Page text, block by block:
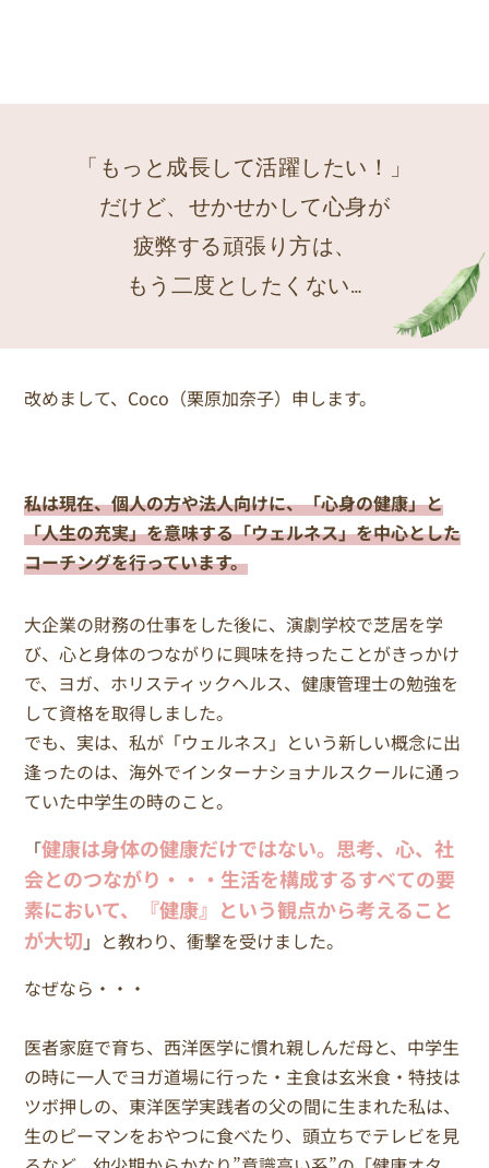
「もっと成長して活躍したい！」
だけど、せかせかして心身が
疲弊する頑張り方は、
もう二度としたくない…
改めまして、Coco（栗原加奈子）申します。
私は現在、個人の方や法人向けに、「心身の健康」と
「人生の充実」を意味する「ウェルネス」を中心とした
コーチングを行っています。
大企業の財務の仕事をした後に、演劇学校で芝居を学
び、心と身体のつながりに興味を持ったことがきっかけ
で、ヨガ、ホリスティックヘルス、健康管理士の勉強を
して資格を取得しました。
でも、実は、私が「ウェルネス」という新しい概念に出
逢ったのは、海外でインターナショナルスクールに通っ
ていた中学生の時のこと。
「健康は身体の健康だけではない。思考、心、社
会とのつながり・・・生活を構成するすベての要
素において、『健康』という観点から考えること
が大切 」と教わり、衝撃を受けました。
なぜなら・・・
医者家庭で育ち、西洋医学に慣れ親しんだ母と、中学生
の時に一人でヨガ道場に行った・主食は玄米食・特技は
ツボ押しの、東洋医学実践者の父の間に生まれた私は、
生のピーマンをおやつに食べたり、頭立ちでテレビを見